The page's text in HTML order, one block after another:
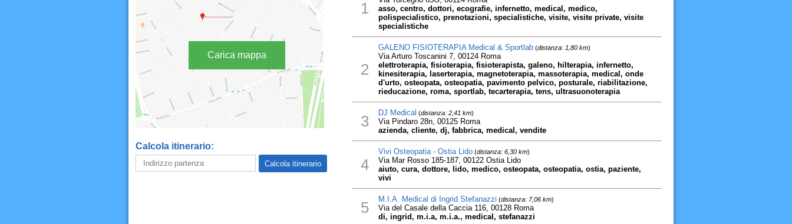
Carica mappa
Calcola itinerario:
1
asso, centro, dottori, ecografie, infernetto, medical, medico,
polispecialistico, prenotazioni, specialistiche, visite, visite private, visite
specialistiche
2
GALENO FISIOTERAPIA Medical & Sportlab(distanza: 1,80 km)
Via Arturo Toscanini 7, 00124 Roma
elettroterapia, fisioterapia, fisioterapista, galeno, hilterapia, infernetto,
kinesiterapia, laserterapia, magnetoterapia, massoterapia, medical, onde
d'urto, osteopata, osteopatia, pavimento pelvico, posturale, riabilitazione,
rieducazione, roma, sportlab, tecarterapia, tens, ultrasuonoterapia
3 DJ Medical (distanza: 2,41 km)
Via Pindaro 28n, 00125 Roma
azienda, cliente, dj, fabbrica, medical, vendite
4
Vivi Osteopatia - Ostia Lido(distanza: 6,30 km)
Via Mar Rosso 185-187, 00122 Ostia Lido
aiuto, cura, dottore, lido, medico, osteopata, osteopatia, ostia, paziente,
vivi
5 M.I.A. Medical di Ingrid Stefanazzi (distanza: 7,06 km)
Via del Casale della Caccia 116, 00128 Roma
di, ingrid, m.i.a, m.i.a., medical, stefanazzi